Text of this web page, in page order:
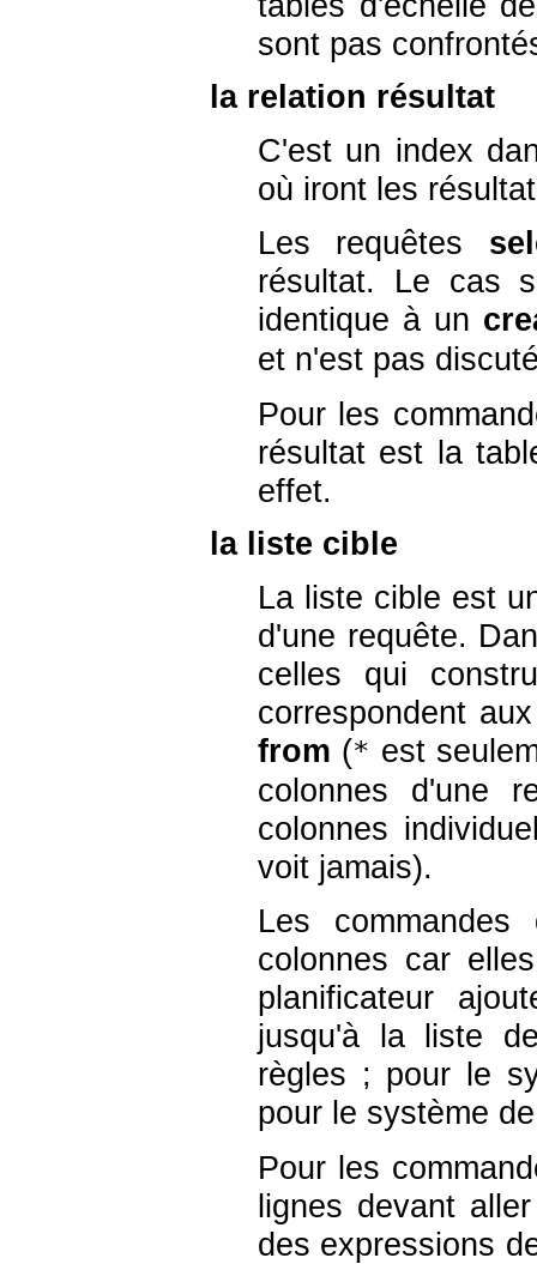
sont pas
la relation résultat
C'est un index
où iront les
Les requêtes
résultat. Le cas
identique à un
et n'est pas
Pour les
résultat est la
effet.
la liste cible
La liste cible est
d'une requête.
celles qui
correspondent
from (* est
colonnes d'une
colonnes
voit jamais).
Les commandes
colonnes car
planificateur
jusqu'à la liste
règles ; pour le
pour le système
Pour les
lignes devant
des expressions